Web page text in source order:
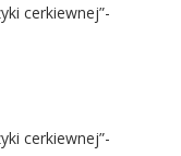
cerkiewnej”-
cerkiewnej”-